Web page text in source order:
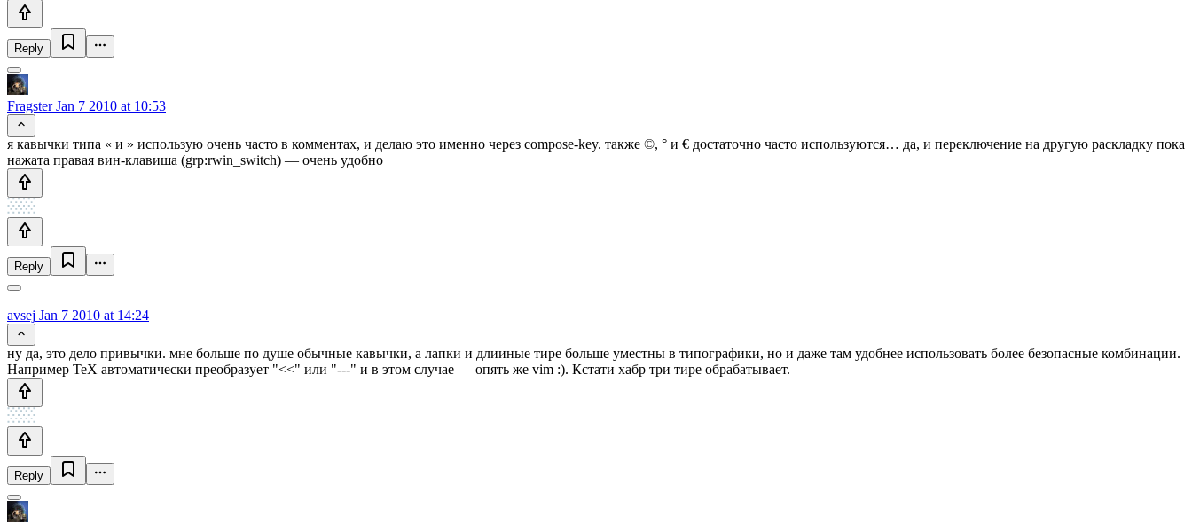
Reply
FragsterJan 7 2010 at 10:53
я кавычки типа « и » использую очень часто в комментах, и делаю это именно через compose-key. также ©, ° и € достаточно часто используются… да, и переключение на другую раскладку пока
нажата правая вин-клавиша (grp:rwin_switch) — очень удобно
Reply
avsej Jan 7 2010 at 14:24
ну да, это дело привычки. мне больше по душе обычные кавычки, а лапки и длииные тире больше уместны в типографики, но и даже там удобнее использовать более безопасные комбинации.
Hапример TeX автоматически преобразует "<<" или "---" и в этом случае — опять же vim :). Кстати хабр три тире обрабатывает.
Reply